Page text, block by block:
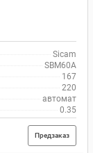
Sicam
SBM60A
167
220
автомат
0.35
Предзаказ